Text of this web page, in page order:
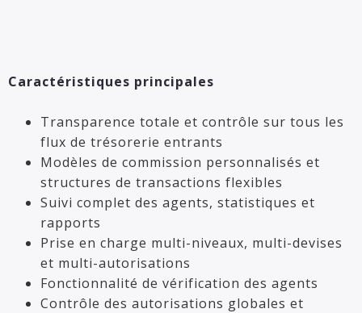
Caractéristiques principales
Transparence totale et contrôle sur tous les
flux de trésorerie entrants
Modèles de commission personnalisés et
structures de transactions flexibles
Suivi complet des agents, statistiques et
rapports
Prise en charge multi-niveaux, multi-devises
et multi-autorisations
Fonctionnalité de vérification des agents
Contrôle des autorisations globales et